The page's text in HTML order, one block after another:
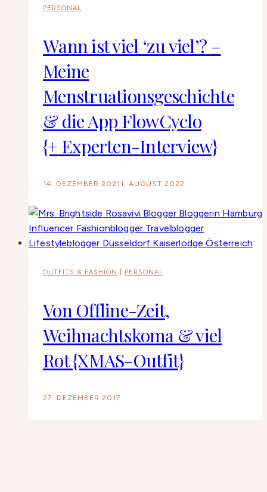
PERSONAL
Wann ist viel ‘zu viel’? –
Meine
Menstruationsgeschichte
& die App FlowCyclo
{+ Experten-Interview}
14. DEZEMBER 2021 1. AUGUST 2022
OUTFITS & FASHION PERSONAL
Von Offline-Zeit,
Weihnachtskoma & viel
Rot {XMAS-Outfit}
27. DEZEMBER 2017